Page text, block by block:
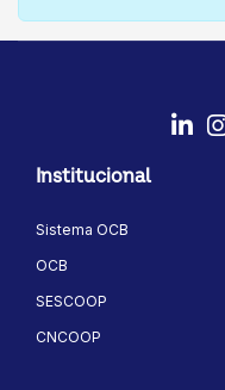
Institucional
Sistema OCB
OCB
SESCOOP
CNCOOP